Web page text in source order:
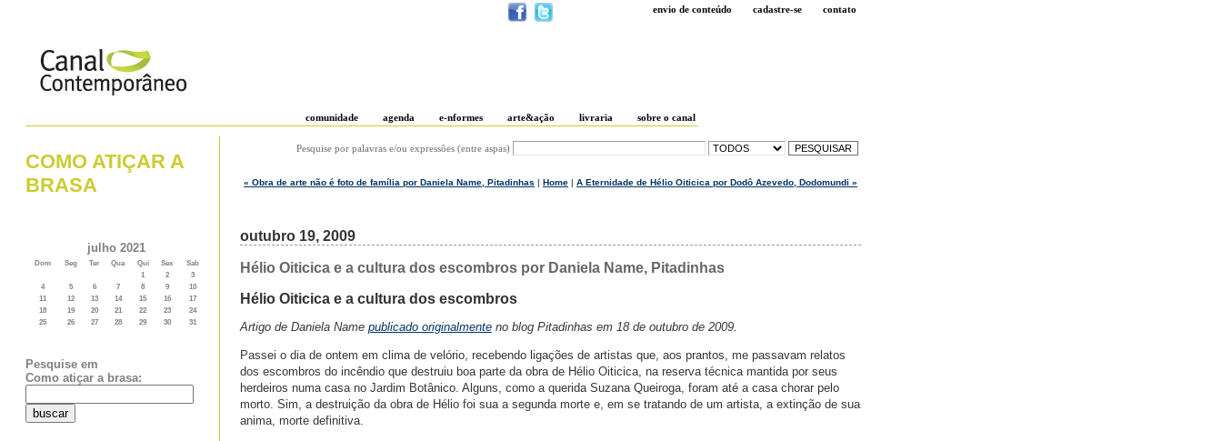
envio de conteúdo cadastre-se contato
comunidade agenda e-nformes arte&ação livraria sobre o canal
COMO ATIÇAR A
BRASA
julho 2021
Dom Seg Ter Qua Qui Sex
Sab
1
2
3
4
5 6 7 8 9
10
11
12 13 14 15 16
17
18
19 20 21 22 23
24
25
26 27 28 29 30 31
Pesquise em
Como atiçar a brasa:
Pesquise por palavras e/ou expressões (entre aspas)
« Obra de arte não é foto de família por Daniela Name, Pitadinhas | Home | A Eternidade de Hélio Oiticica por Dodô Azevedo, Dodomundi »
outubro 19, 2009
Hélio Oiticica e a cultura dos escombros por Daniela Name, Pitadinhas
Hélio Oiticica e a cultura dos escombros
Artigo de Daniela Name publicado originalmente no blog Pitadinhas em 18 de outubro de 2009.
Passei o dia de ontem em clima de velório, recebendo ligações de artistas que, aos prantos, me passavam relatos
dos escombros do incêndio que destruiu boa parte da obra de Hélio Oiticica, na reserva técnica mantida por seus
herdeiros numa casa no Jardim Botânico. Alguns, como a querida Suzana Queiroga, foram até a casa chorar pelo
morto. Sim, a destruição da obra de Hélio foi sua a segunda morte e, em se tratando de um artista, a extinção de sua
anima, morte definitiva.